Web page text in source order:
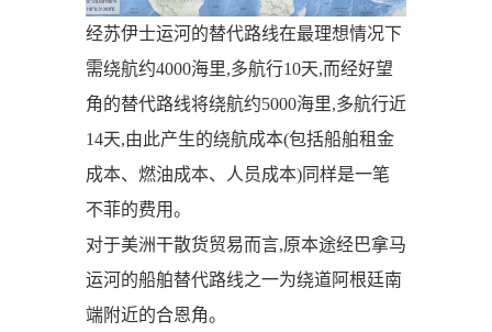
经苏伊士运河的替代路线在最理想情况下
需绕航约4000海里,多航行10天,而经好望
角的替代路线将绕航约5000海里,多航行近
14天,由此产生的绕航成本(包括船舶租金
成本、燃油成本、人员成本)同样是一笔
不菲的费用。
对于美洲干散货贸易而言,原本途经巴拿马
运河的船舶替代路线之一为绕道阿根廷南
端附近的合恩角。